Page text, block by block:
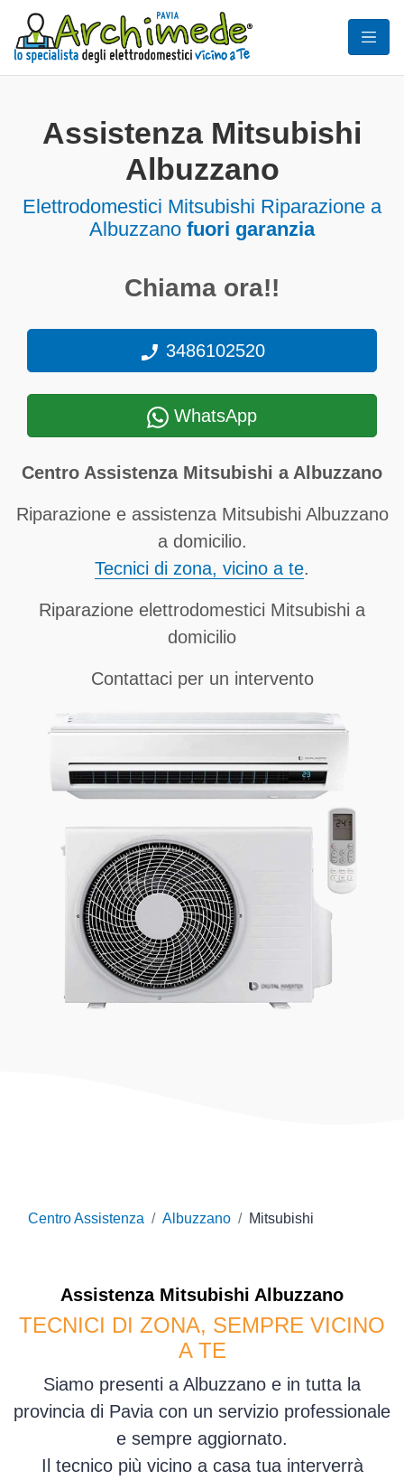
Assistenza Mitsubishi
Albuzzano
Elettrodomestici Mitsubishi Riparazione a
Albuzzano fuori garanzia
Chiama ora!!
3486102520
WhatsApp
Centro Assistenza Mitsubishi a Albuzzano
Riparazione e assistenza Mitsubishi Albuzzano
a domicilio.
Tecnici di zona, vicino a te.
Riparazione elettrodomestici Mitsubishi a
domicilio
Contattaci per un intervento
Centro Assistenza Albuzzano Mitsubishi
Assistenza Mitsubishi Albuzzano
TECNICI DI ZONA, SEMPRE VICINO
A TE
Siamo presenti a Albuzzano e in tutta la
provincia di Pavia con un servizio professionale
e sempre aggiornato.
Il tecnico più vicino a casa tua interverrà